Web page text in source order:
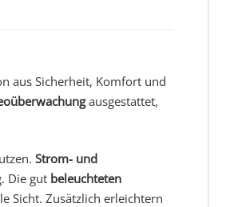
aus Sicherheit, Komfort und
ausgestattet,
Strom- und
Die gut beleuchteten
Sicht. Zusätzlich erleichtern